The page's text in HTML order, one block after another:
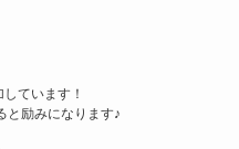
ています！
と励みになります♪